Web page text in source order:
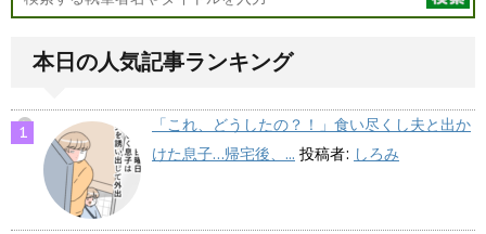
本日の人気記事ランキング
「これ、どうしたの？！」食い尽くし夫と出か
けた息子…帰宅後、... 投稿者: しろみ